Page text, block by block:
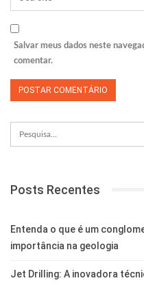
Salvar meus dados neste
comentar.
Posts Recentes
Entenda o que é um
importância na geologia
Jet Drilling: A inovadora